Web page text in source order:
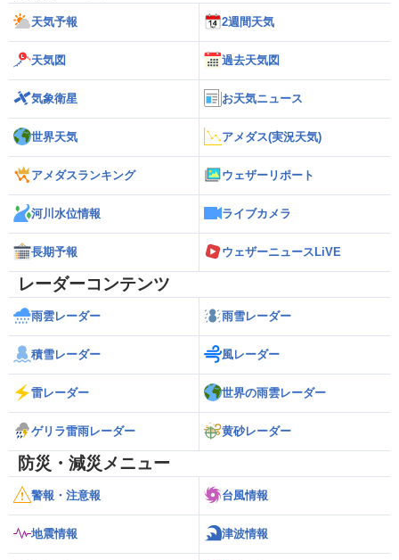
天気予報 2週間天気
天気図 過去天気図
気象衛星 お天気ニュース
世界天気 アメダス(実況天気)
アメダスランキング ウェザーリポート
河川水位情報 ライブカメラ
長期予報 ウェザーニュースLiVE
レーダーコンテンツ
雨雲レーダー 雨雪レーダー
積雪レーダー 風レーダー
雷レーダー 世界の雨雲レーダー
ゲリラ雷雨レーダー 黄砂レーダー
防災・減災メニュー
警報・注意報 台風情報
地震情報 津波情報